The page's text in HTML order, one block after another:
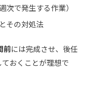
次で発生する作業）
その対処法
前には完成させ、後任
おくことが理想で